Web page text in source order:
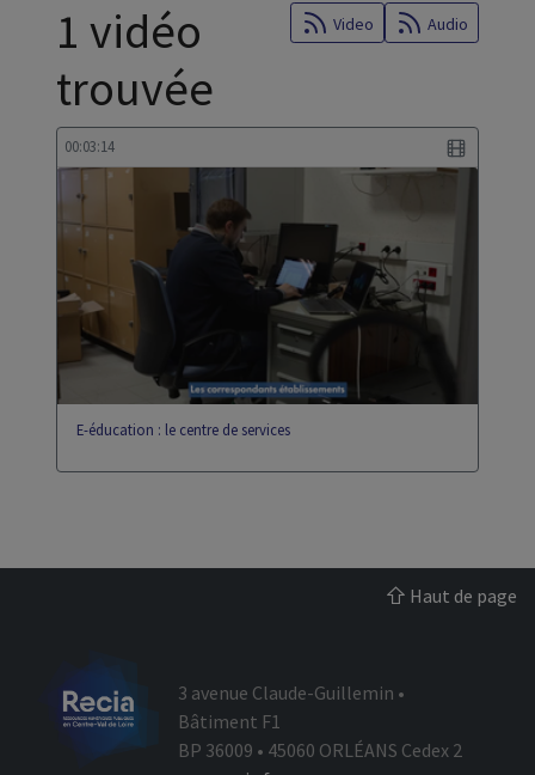
1 vidéo
trouvée
Audio
Video
00:03:14
E-éducation : le centre de services
fibre
optique
recherche
regional
centre de services
donnees territoriales
scoran
cybersecurite
eportfolio
gip
Haut de page
3 avenue Claude-Guillemin •
Bâtiment F1
BP 36009 • 45060 ORLÉANS Cedex 2